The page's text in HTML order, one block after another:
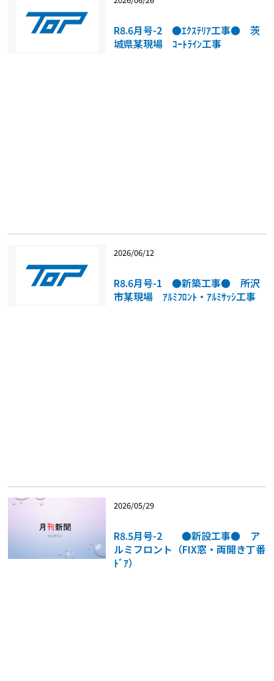
R8.6月号-2 ●ｴｸｽﾃﾘｱ工事● 茨
城県某現場 ｺｰﾄﾗｲﾝ工事
2026/06/12
R8.6月号-1 ●新築工事● 所沢
市某現場 ｱﾙﾐﾌﾛﾝﾄ・ｱﾙﾐｻｯｼ工事
2026/05/29
R8.5月号-2 ●新設工事● ア
ルミフロント（FIX窓・両開き丁番
ﾄﾞｱ）